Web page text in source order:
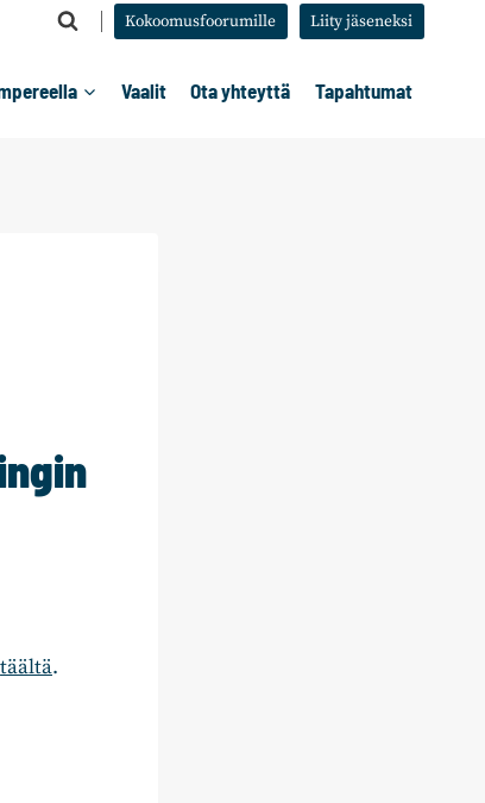
Kokoomusfoorumille Liity jäseneksi
Vaalit Ota yhteyttä Tapahtumat
täältä.